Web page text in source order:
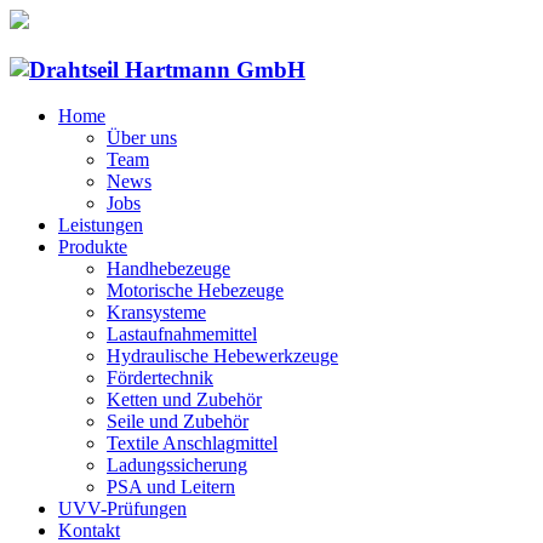
Home
Über uns
Team
News
Jobs
Leistungen
Produkte
Handhebezeuge
Motorische Hebezeuge
Kransysteme
Lastaufnahmemittel
Hydraulische Hebewerkzeuge
Fördertechnik
Ketten und Zubehör
Seile und Zubehör
Textile Anschlagmittel
Ladungssicherung
PSA und Leitern
UVV-Prüfungen
Kontakt